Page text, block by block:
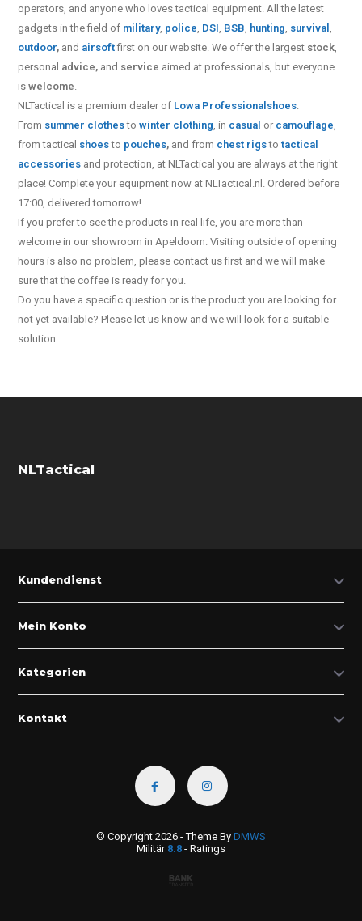
operators, and anyone who loves tactical equipment. All the latest
gadgets in the field of military, police, DSI, BSB, hunting, survival,
outdoor, and airsoftfirst on our website.We offer the largest stock,
personal advice, and service aimed at professionals, but everyone
iswelcome.
NLTactical is a premium dealer of Lowa Professional shoes.
From summer clothestowinter clothing, in casual or camouflage,
from tactical shoesto pouches, and from chest rigstotactical
accessories and protection, at NLTactical you are always at the right
place! Complete your equipment now at NLTactical.nl. Ordered before
17:00, delivered tomorrow!
If you prefer to see the products in real life, you are more than
welcome in our showroom in Apeldoorn. Visiting outside of opening
hours is also no problem, please contact us first and we will make
sure that the coffee is ready for you.
Do you have a specific question or is the product you are looking for
not yet available? Please let us know and we will look for a suitable
solution.
NLTactical
Kundendienst
Mein Konto
Kategorien
Kontakt
© Copyright 2026 - Theme By DMWS
Militär 8.8 - Ratings